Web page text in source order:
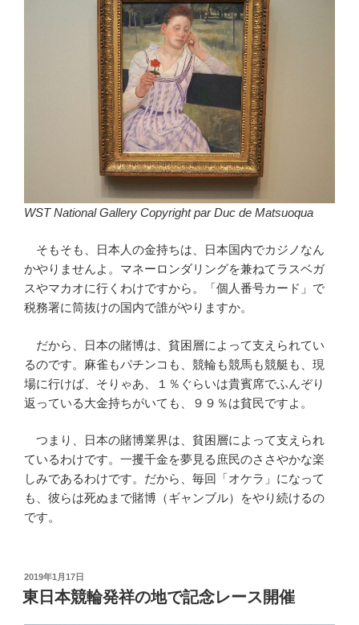
WST National Gallery Copyright par Duc de Matsuoqua
そもそも、日本人の金持ちは、日本国内でカジノなん
かやりませんよ。マネーロンダリングを兼ねてラスベガ
スやマカオに行くわけですから。「個人番号カード」で
税務署に筒抜けの国内で誰がやりますか。
だから、日本の賭博は、貧困層によって支えられてい
るのです。麻雀もパチンコも、競輪も競馬も競艇も、現
場に行けば、そりゃあ、１％ぐらいは貴賓席でふんぞり
返っている大金持ちがいても、９９％は貧民ですよ。
つまり、日本の賭博業界は、貧困層によって支えられ
ているわけです。一攫千金を夢見る庶民のささやかな楽
しみであるわけです。だから、毎回「オケラ」になって
も、彼らは死ぬまで賭博（ギャンブル）をやり続けるの
です。
投
稿
日:
2019年1月17日
東日本競輪発祥の地で記念レース開催